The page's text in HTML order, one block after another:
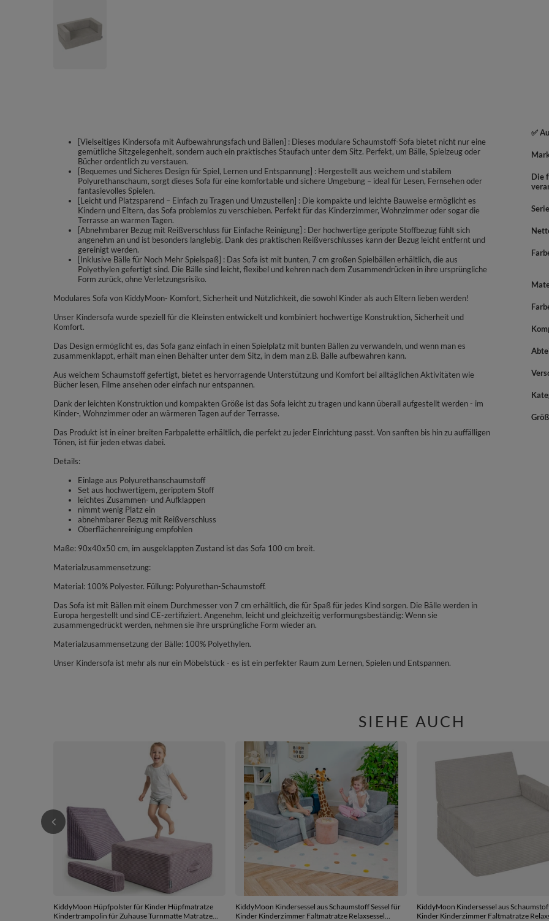
[Vielseitiges Kindersofa mit Aufbewahrungsfach und Bällen] : Dieses modulare Schaumstoff-Sofa bietet nicht nur eine
gemütliche Sitzgelegenheit, sondern auch ein praktisches Staufach unter dem Sitz. Perfekt, um Bälle, Spielzeug oder
Bücher ordentlich zu verstauen.
[Bequemes und Sicheres Design für Spiel, Lernen und Entspannung] : Hergestellt aus weichem und stabilem
Polyurethanschaum, sorgt dieses Sofa für eine komfortable und sichere Umgebung – ideal für Lesen, Fernsehen oder
fantasievolles Spielen.
[Leicht und Platzsparend – Einfach zu Tragen und Umzustellen] : Die kompakte und leichte Bauweise ermöglicht es
Kindern und Eltern, das Sofa problemlos zu verschieben. Perfekt für das Kinderzimmer, Wohnzimmer oder sogar die
Terrasse an warmen Tagen.
[Abnehmbarer Bezug mit Reißverschluss für Einfache Reinigung] : Der hochwertige gerippte Stoffbezug fühlt sich
angenehm an und ist besonders langlebig. Dank des praktischen Reißverschlusses kann der Bezug leicht entfernt und
gereinigt werden.
[Inklusive Bälle für Noch Mehr Spielspaß] : Das Sofa ist mit bunten, 7 cm großen Spielbällen erhältlich, die aus
Polyethylen gefertigt sind. Die Bälle sind leicht, flexibel und kehren nach dem Zusammendrücken in ihre ursprüngliche
Form zurück, ohne Verletzungsrisiko.
Modulares Sofa von KiddyMoon- Komfort, Sicherheit und Nützlichkeit, die sowohl Kinder als auch Eltern lieben werden!
Unser Kindersofa wurde speziell für die Kleinsten entwickelt und kombiniert hochwertige Konstruktion, Sicherheit und
Komfort.
Das Design ermöglicht es, das Sofa ganz einfach in einen Spielplatz mit bunten Bällen zu verwandeln, und wenn man es
zusammenklappt, erhält man einen Behälter unter dem Sitz, in dem man z.B. Bälle aufbewahren kann.
Aus weichem Schaumstoff gefertigt, bietet es hervorragende Unterstützung und Komfort bei alltäglichen Aktivitäten wie
Bücher lesen, Filme ansehen oder einfach nur entspannen.
Dank der leichten Konstruktion und kompakten Größe ist das Sofa leicht zu tragen und kann überall aufgestellt werden - im
Kinder-, Wohnzimmer oder an wärmeren Tagen auf der Terrasse.
Das Produkt ist in einer breiten Farbpalette erhältlich, die perfekt zu jeder Einrichtung passt. Von sanften bis hin zu auffälligen
Tönen, ist für jeden etwas dabei.
Details:
Einlage aus Polyurethanschaumstoff
Set aus hochwertigem, geripptem Stoff
leichtes Zusammen- und Aufklappen
nimmt wenig Platz ein
abnehmbarer Bezug mit Reißverschluss
Oberflächenreinigung empfohlen
Maße: 90x40x50 cm, im ausgeklappten Zustand ist das Sofa 100 cm breit.
Materialzusammensetzung:
Material: 100% Polyester. Füllung: Polyurethan-Schaumstoff.
Das Sofa ist mit Bällen mit einem Durchmesser von 7 cm erhältlich, die für Spaß für jedes Kind sorgen. Die Bälle werden in
Europa hergestellt und sind CE-zertifiziert. Angenehm, leicht und gleichzeitig verformungsbeständig: Wenn sie
zusammengedrückt werden, nehmen sie ihre ursprüngliche Form wieder an.
Materialzusammensetzung der Bälle: 100% Polyethylen.
Unser Kindersofa ist mehr als nur ein Möbelstück - es ist ein perfekter Raum zum Lernen, Spielen und Entspannen.
✅
Die
Serie
SIEHE AUCH
KiddyMoon Hüpfpolster für Kinder Hüpfmatratze
Kindertrampolin für Zuhause Turnmatte Matratze
KiddyMoon Kindersessel aus Schaumstoff Sessel für
Kinder Kinderzimmer Faltmatratze Relaxsessel
KiddyMoon Kindersessel aus
Kinder Kinderzimmer Faltmatratze